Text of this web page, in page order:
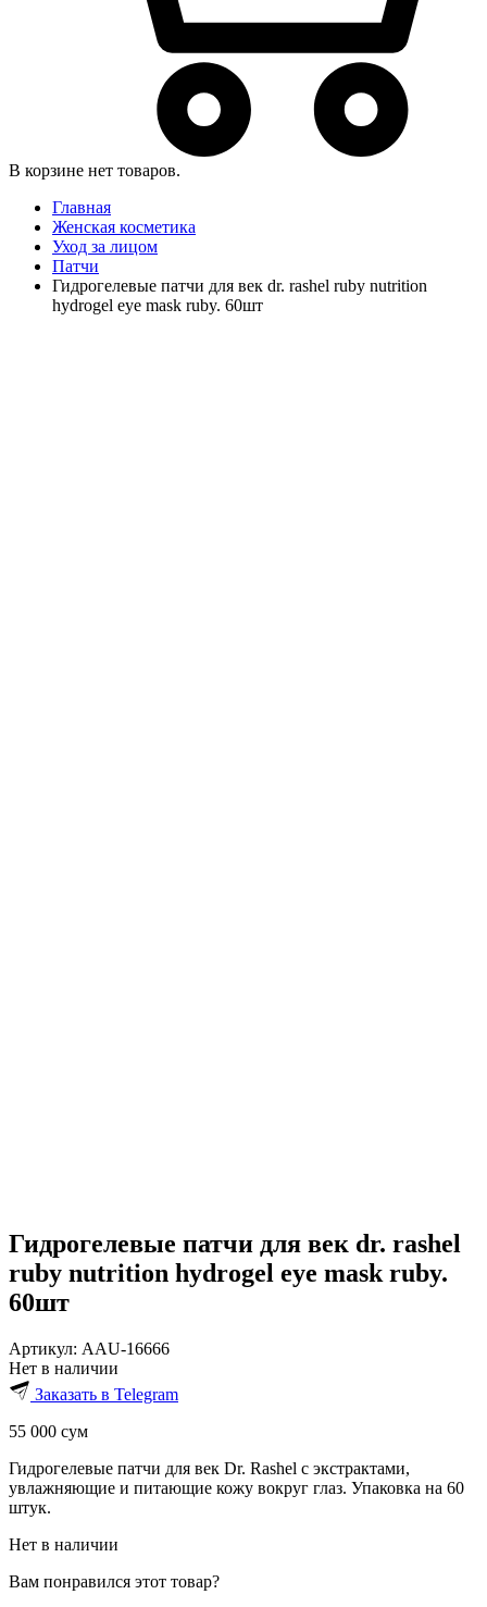
В корзине нет товаров.
Главная
Женская косметика
Уход за лицом
Патчи
Гидрогелевые патчи для век dr. rashel ruby nutrition
hydrogel eye mask ruby. 60шт
Гидрогелевые патчи для век dr. rashel
ruby nutrition hydrogel eye mask ruby.
60шт
Артикул: AAU-16666
Нет в наличии
Заказать в Telegram
55 000 сум
Гидрогелевые патчи для век Dr. Rashel с экстрактами,
увлажняющие и питающие кожу вокруг глаз. Упаковка на 60
штук.
Нет в наличии
Вам понравился этот товар?